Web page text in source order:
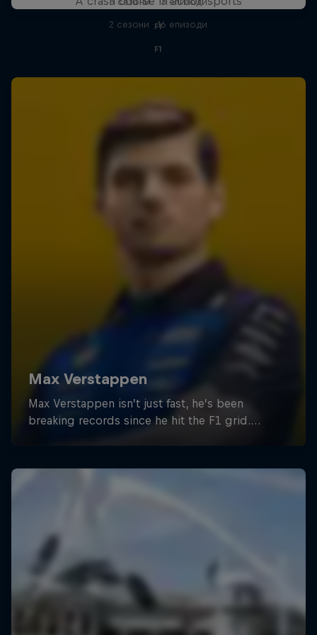
F1
2 сезони · 16 епизоди
F1